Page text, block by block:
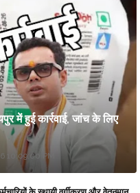
में हुई कार्रवाई, जांच के लिए
PM